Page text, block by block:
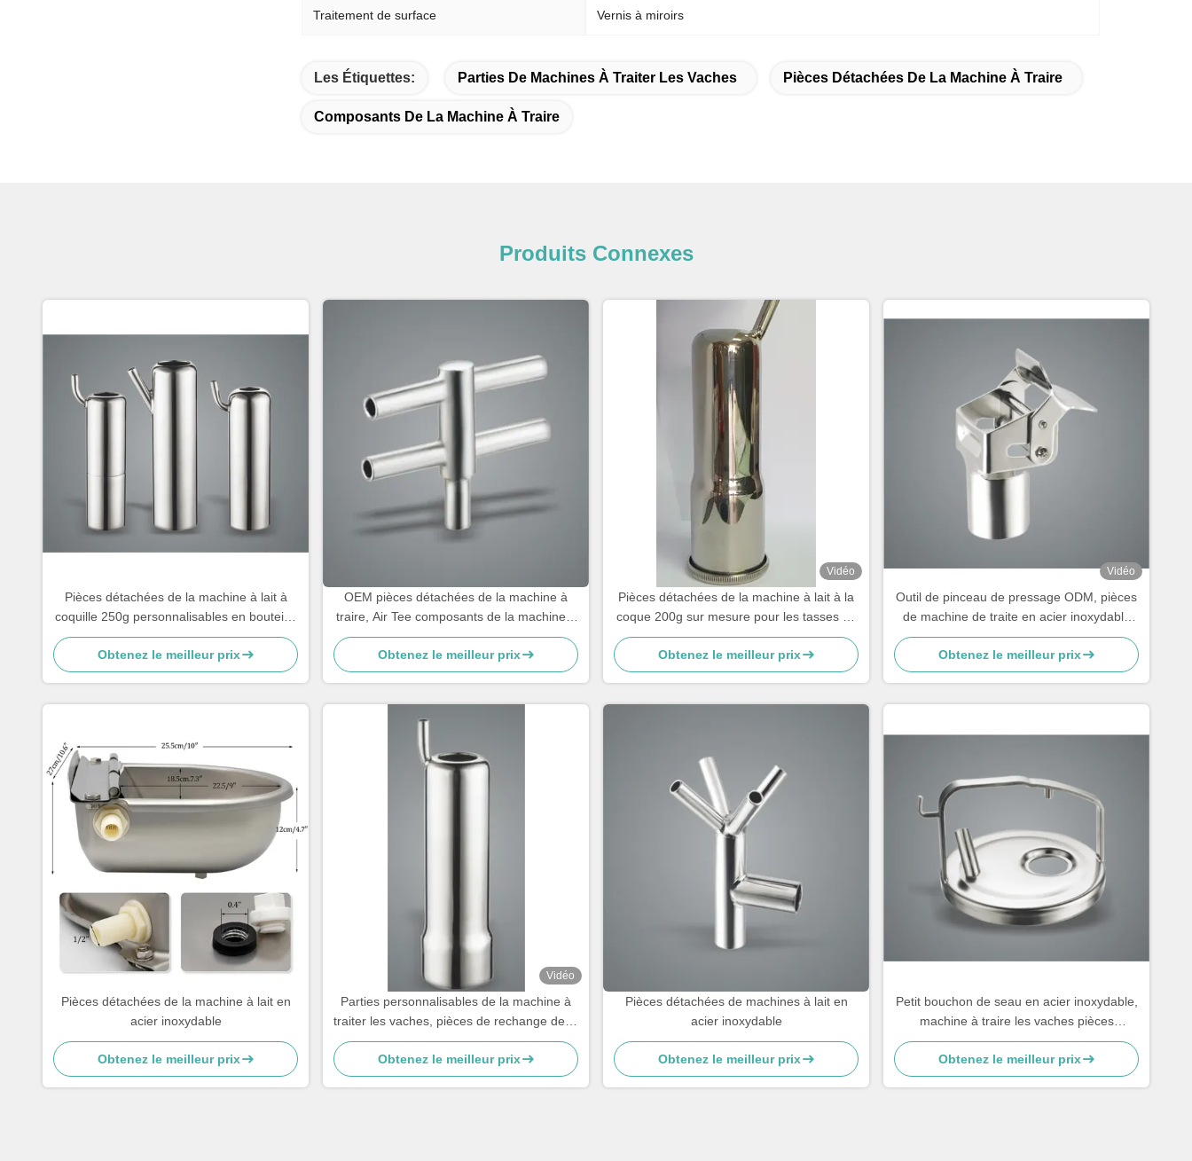
Traitement de surface Vernis à miroirs
Les Étiquettes: Parties De Machines À Traiter Les Vaches Pièces Détachées De La Machine À Traire
Composants De La Machine À Traire
Produits Connexes
Pièces détachées de la machine à lait à
coquille 250g personnalisables en bouteille
pour chèvre
Obtenez le meilleur prix
OEM pièces détachées de la machine à
traire, Air Tee composants de la machine à
traire
Obtenez le meilleur prix
Vidéo
Pièces détachées de la machine à lait à la
coque 200g sur mesure pour les tasses de
thé.
Obtenez le meilleur prix
Vidéo
Outil de pinceau de pressage ODM, pièces
de machine de traite en acier inoxydable
pour vaches
Obtenez le meilleur prix
Pièces détachées de la machine à lait en
acier inoxydable
Obtenez le meilleur prix
Vidéo
Parties personnalisables de la machine à
traiter les vaches, pièces de rechange de la
machine à traiter les vaches, tasses à
sucre
Obtenez le meilleur prix
Pièces détachées de machines à lait en
acier inoxydable
Obtenez le meilleur prix
Petit bouchon de seau en acier inoxydable,
machine à traire les vaches pièces
détachées
Obtenez le meilleur prix